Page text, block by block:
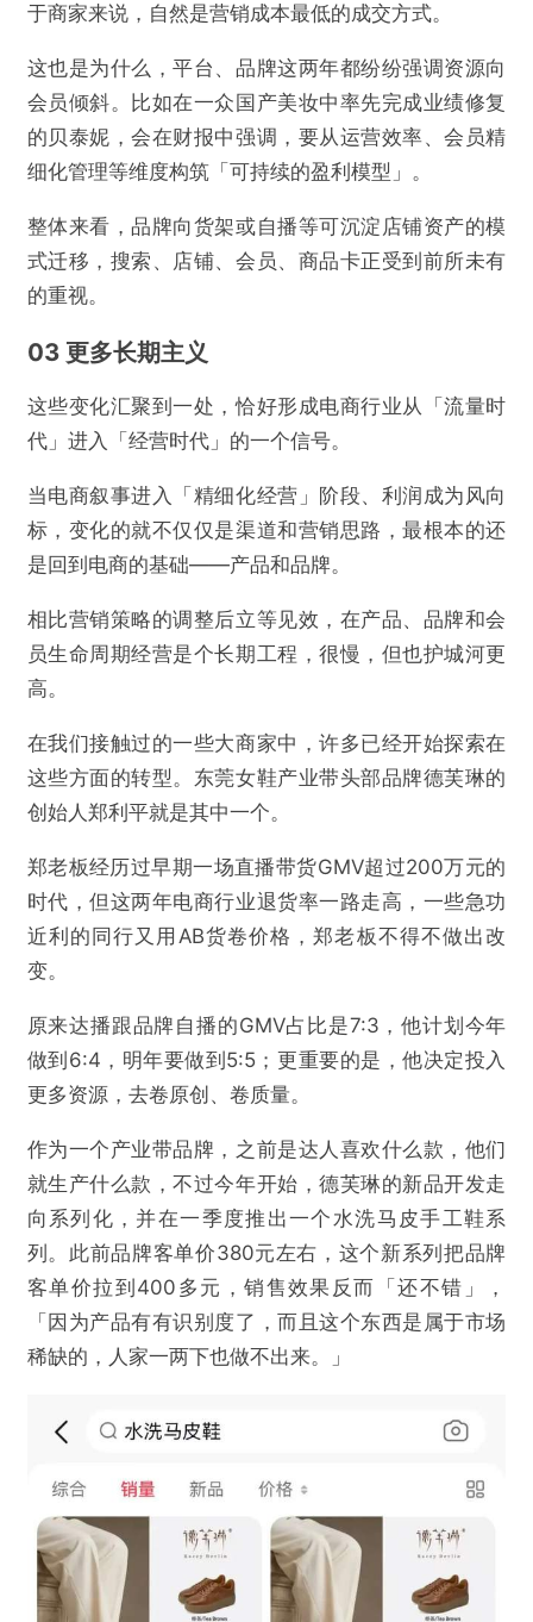
于商家来说，自然是营销成本最低的成交方式。
这也是为什么，平台、品牌这两年都纷纷强调资源向
会员倾斜。比如在一众国产美妆中率先完成业绩修复
的贝泰妮，会在财报中强调，要从运营效率、会员精
细化管理等维度构筑「可持续的盈利模型」。
整体来看，品牌向货架或自播等可沉淀店铺资产的模
式迁移，搜索、店铺、会员、商品卡正受到前所未有
的重视。
03 更多长期主义
这些变化汇聚到一处，恰好形成电商行业从「流量时
代」进入「经营时代」的一个信号。
当电商叙事进入「精细化经营」阶段、利润成为风向
标，变化的就不仅仅是渠道和营销思路，最根本的还
是回到电商的基础——产品和品牌。
相比营销策略的调整后立等见效，在产品、品牌和会
员生命周期经营是个长期工程，很慢，但也护城河更
高。
在我们接触过的一些大商家中，许多已经开始探索在
这些方面的转型。东莞女鞋产业带头部品牌德芙琳的
创始人郑利平就是其中一个。
郑老板经历过早期一场直播带货GMV超过200万元的
时代，但这两年电商行业退货率一路走高，一些急功
近利的同行又用AB货卷价格，郑老板不得不做出改
变。
原来达播跟品牌自播的GMV占比是7:3，他计划今年
做到6:4，明年要做到5:5；更重要的是，他决定投入
更多资源，去卷原创、卷质量。
作为一个产业带品牌，之前是达人喜欢什么款，他们
就生产什么款，不过今年开始，德芙琳的新品开发走
向系列化，并在一季度推出一个水洗马皮手工鞋系
列。此前品牌客单价380元左右，这个新系列把品牌
客单价拉到400多元，销售效果反而「还不错」，
「因为产品有有识别度了，而且这个东西是属于市场
稀缺的，人家一两下也做不出来。」